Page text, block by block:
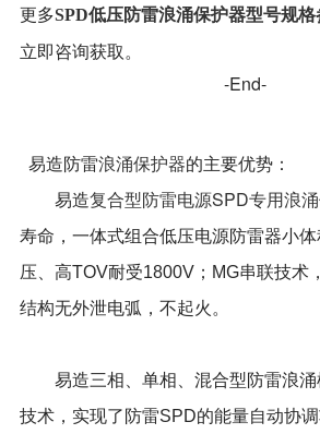
更多SPD低压防雷浪涌保护器型号规
立即咨询获取。
-End-
易造防雷浪涌保护器的主要优势：
易造复合型防雷电源SPD专用浪
寿命，一体式组合低压电源防雷器小
压、高TOV耐受1800V；MG串联技术
结构无外泄电弧，不起火。
易造三相、单相、混合型防雷浪
技术，实现了防雷SPD的能量自动协